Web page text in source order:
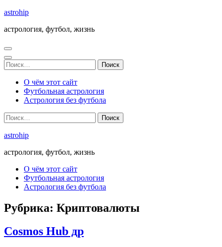
Перейти
содержимому
Enter)
astrohip
астрология, футбол, жизнь
Найти:
О чём этот сайт
Футбольная астрология
Астрология без футбола
Найти:
astrohip
астрология, футбол, жизнь
О чём этот сайт
Футбольная астрология
Астрология без футбола
Рубрика: Криптовалюты
Cosmos Hub др